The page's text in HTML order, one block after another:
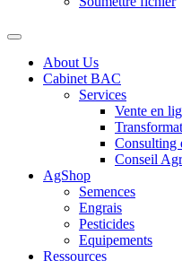
About Us
Cabinet BAC
Services
Vente en
Consulting
Conseil
AgShop
Semences
Engrais
Pesticides
Equipements
Ressources